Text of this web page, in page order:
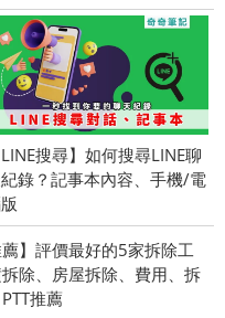
LINE搜尋】如何搜尋LINE聊
錄？記事本內容、手機/電
薦】評價最好的5家拆除工
除、房屋拆除、費用、拆
推薦